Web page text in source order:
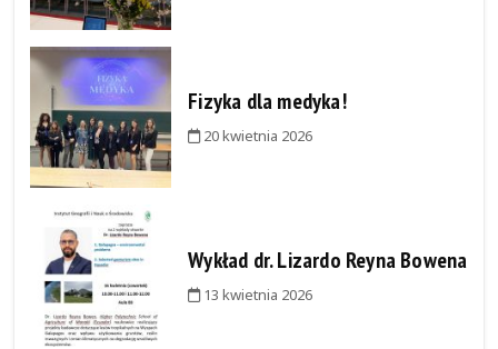
Fizyka dla medyka!
20 kwietnia 2026
Wykład dr. Lizardo Reyna Bowena
13 kwietnia 2026